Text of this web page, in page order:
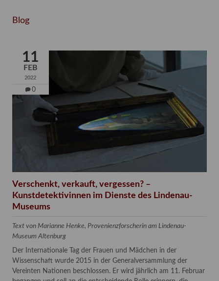
Blog
11
FEB
2022
0
Verschenkt, verkauft, vergessen? –
Kunstdetektivinnen im Dienste des Lindenau-
Museums
Text von Marianne Henke, Provenienzforscherin am Lindenau-
Museum Altenburg
Der Internationale Tag der Frauen und Mädchen in der
Wissenschaft wurde 2015 in der Generalversammlung der
Vereinten Nationen beschlossen. Er wird jährlich am 11. Februar